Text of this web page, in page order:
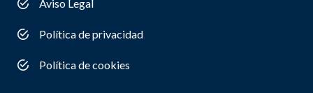
Aviso Legal
Política de privacidad
Política de cookies